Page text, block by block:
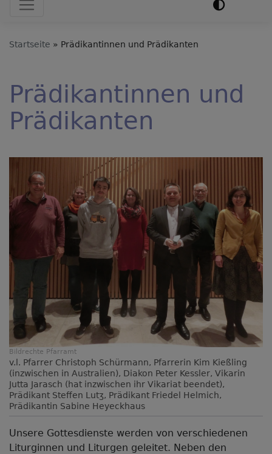
Startseite Prädikantinnen und Prädikanten
Prädikantinnen und
Prädikanten
Bildrechte Pfarramt
v.l. Pfarrer Christoph Schürmann, Pfarrerin Kim Kießling
(inzwischen in Australien), Diakon Peter Kessler, Vikarin
Jutta Jarasch (hat inzwischen ihr Vikariat beendet),
Prädikant Steffen Lutʒ, Prädikant Friedel Helmich,
Prädikantin Sabine Heyeckhaus
Unsere Gottesdienste werden von verschiedenen
Liturginnen und Liturgen geleitet. Neben den